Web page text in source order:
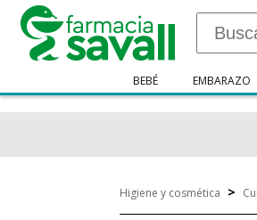
BEBÉ EMBARAZO
Higiene y cosmética >